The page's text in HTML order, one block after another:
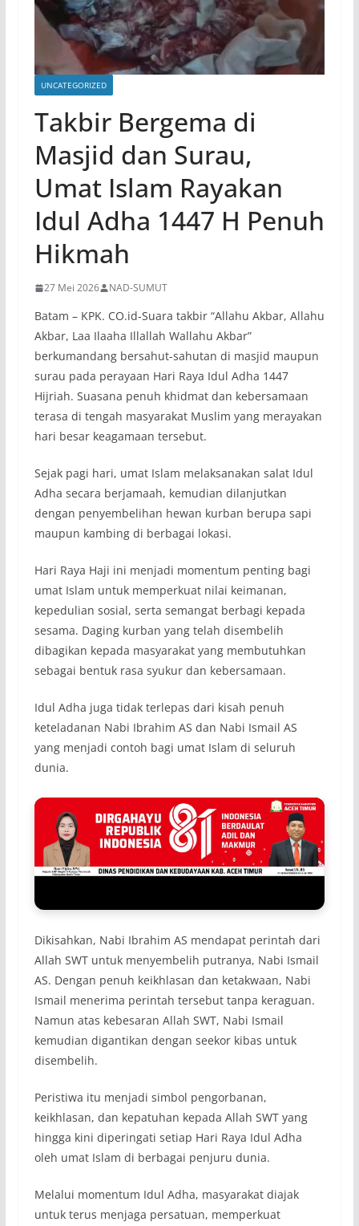
UNCATEGORIZED
Takbir Bergema di
Masjid dan Surau,
Umat Islam Rayakan
Idul Adha 1447 H Penuh
Hikmah
27 Mei 2026 NAD-SUMUT
Batam – KPK. CO.id-Suara takbir “Allahu Akbar, Allahu
Akbar, Laa Ilaaha Illallah Wallahu Akbar”
berkumandang bersahut-sahutan di masjid maupun
surau pada perayaan Hari Raya Idul Adha 1447
Hijriah. Suasana penuh khidmat dan kebersamaan
terasa di tengah masyarakat Muslim yang merayakan
hari besar keagamaan tersebut.
Sejak pagi hari, umat Islam melaksanakan salat Idul
Adha secara berjamaah, kemudian dilanjutkan
dengan penyembelihan hewan kurban berupa sapi
maupun kambing di berbagai lokasi.
Hari Raya Haji ini menjadi momentum penting bagi
umat Islam untuk memperkuat nilai keimanan,
kepedulian sosial, serta semangat berbagi kepada
sesama. Daging kurban yang telah disembelih
dibagikan kepada masyarakat yang membutuhkan
sebagai bentuk rasa syukur dan kebersamaan.
Idul Adha juga tidak terlepas dari kisah penuh
keteladanan Nabi Ibrahim AS dan Nabi Ismail AS
yang menjadi contoh bagi umat Islam di seluruh
dunia.
Dikisahkan, Nabi Ibrahim AS mendapat perintah dari
Allah SWT untuk menyembelih putranya, Nabi Ismail
AS. Dengan penuh keikhlasan dan ketakwaan, Nabi
Ismail menerima perintah tersebut tanpa keraguan.
Namun atas kebesaran Allah SWT, Nabi Ismail
kemudian digantikan dengan seekor kibas untuk
disembelih.
Peristiwa itu menjadi simbol pengorbanan,
keikhlasan, dan kepatuhan kepada Allah SWT yang
hingga kini diperingati setiap Hari Raya Idul Adha
oleh umat Islam di berbagai penjuru dunia.
Melalui momentum Idul Adha, masyarakat diajak
untuk terus menjaga persatuan, memperkuat